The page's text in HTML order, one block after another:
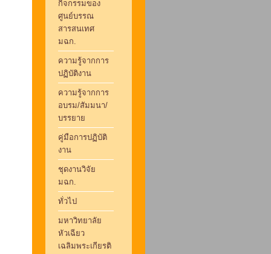
กิจกรรมของ
ศูนย์บรรณ
สารสนเทศ
มฉก.
ความรู้จากการ
ปฏิบัติงาน
ความรู้จากการ
อบรม/สัมมนา/
บรรยาย
คู่มือการปฏิบัติ
งาน
ชุดงานวิจัย
มฉก.
ทั่วไป
มหาวิทยาลัย
หัวเฉียว
เฉลิมพระเกียรติ